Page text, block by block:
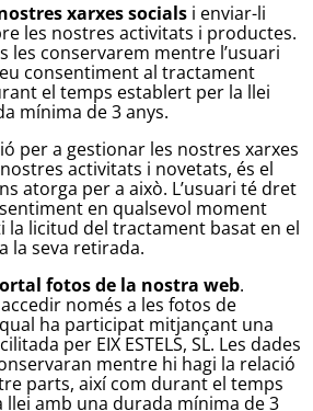
xarxes socials i enviar-li
les nostres activitats i productes.
les conservarem mentre l’usuari
consentiment al tractament
el temps establert per la llei
mínima de 3 anys.
per a gestionar les nostres xarxes
activitats i novetats, és el
atorga per a això. L’usuari té dret
en qualsevol moment
la licitud del tractament basat en el
la seva retirada.
fotos de la nostra web.
només a les fotos de
ha participat mitjançant una
per EIX ESTELS, SL. Les dades
mentre hi hagi la relació
parts, així com durant el temps
llei amb una durada mínima de 3